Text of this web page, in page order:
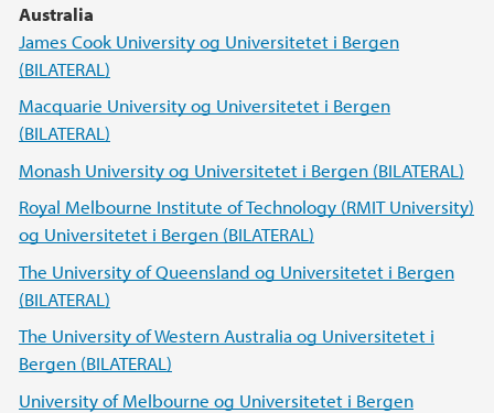
Australia
James Cook University og Universitetet i Bergen
(BILATERAL)
Macquarie University og Universitetet i Bergen
(BILATERAL)
Monash University og Universitetet i Bergen (BILATERAL)
Royal Melbourne Institute of Technology (RMIT University)
og Universitetet i Bergen (BILATERAL)
The University of Queensland og Universitetet i Bergen
(BILATERAL)
The University of Western Australia og Universitetet i
Bergen (BILATERAL)
University of Melbourne og Universitetet i Bergen